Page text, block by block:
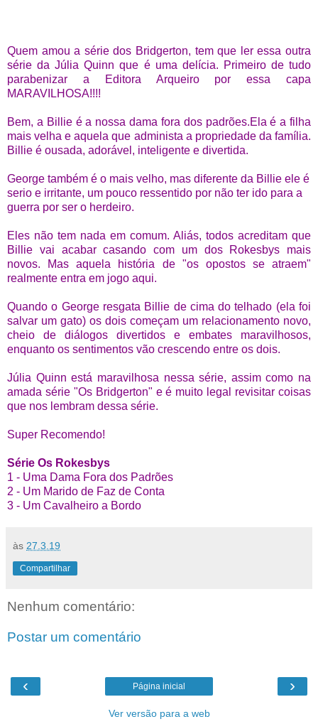
Quem amou a série dos Bridgerton, tem que ler essa outra
série da Júlia Quinn que é uma delícia. Primeiro de tudo
parabenizar a Editora Arqueiro por essa capa
MARAVILHOSA!!!!
Bem, a Billie é a nossa dama fora dos padrões.Ela é a filha
mais velha e aquela que administa a propriedade da família.
Billie é ousada, adorável, inteligente e divertida.
George também é o mais velho, mas diferente da Billie ele é
serio e irritante, um pouco ressentido por não ter ido para a
guerra por ser o herdeiro.
Eles não tem nada em comum. Aliás, todos acreditam que
Billie vai acabar casando com um dos Rokesbys mais
novos. Mas aquela história de "os opostos se atraem"
realmente entra em jogo aqui.
Quando o George resgata Billie de cima do telhado (ela foi
salvar um gato) os dois começam um relacionamento novo,
cheio de diálogos divertidos e embates maravilhosos,
enquanto os sentimentos vão crescendo entre os dois.
Júlia Quinn está maravilhosa nessa série, assim como na
amada série "Os Bridgerton" e é muito legal revisitar coisas
que nos lembram dessa série.
Super Recomendo!
Série Os Rokesbys
1 - Uma Dama Fora dos Padrões
2 - Um Marido de Faz de Conta
3 - Um Cavalheiro a Bordo
às 27.3.19
Compartilhar
Nenhum comentário:
Postar um comentário
‹ ›
Página inicial
Ver versão para a web